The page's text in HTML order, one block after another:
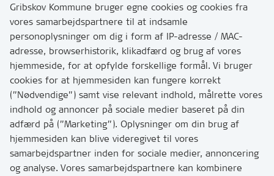
3200 Helsinge
Kontakt
Skriv til os via Digital Post
Har du brug for at komme i kontakt med os? Se her
hvordan
Tip os om huller i vejen eller andet
T:7249 6000
Bemærk: vi har mange opkald mellem kl. 10 og 11
Gribskov Kommune bruger egne cookies og cookies fra
vores samarbejdspartnere til at indsamle
personoplysninger om dig i form af IP-adresse / MAC-
adresse, browserhistorik, klikadfærd og brug af vores
hjemmeside, for at opfylde forskellige formål. Vi bruger
cookies for at hjemmesiden kan fungere korrekt
(”Nødvendige”) samt vise relevant indhold, målrette vores
indhold og annoncer på sociale medier baseret på din
adfærd på (”Marketing”). Oplysninger om din brug af
hjemmesiden kan blive videregivet til vores
samarbejdspartner inden for sociale medier, annoncering
og analyse. Vores samarbejdspartnere kan kombinere